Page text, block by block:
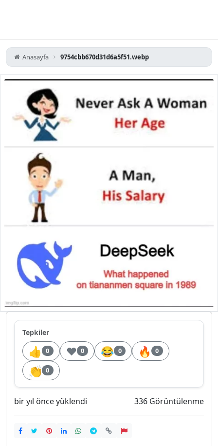
Anasayfa 9754cbb670d31d6a5f51.webp
Tepkiler
👍 0 ❤️ 0 😂 0 🔥 0
👏 0
bir yıl önce yüklendi 336 Görüntülenme